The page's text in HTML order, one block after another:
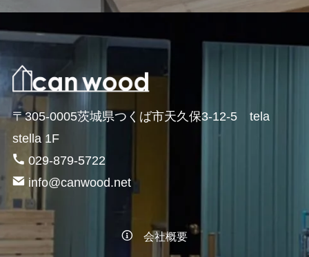
〒305-0005茨城県つくば市天久保3-12-5 tela
stella 1F
029-879-5722
info@canwood.net
会社概要